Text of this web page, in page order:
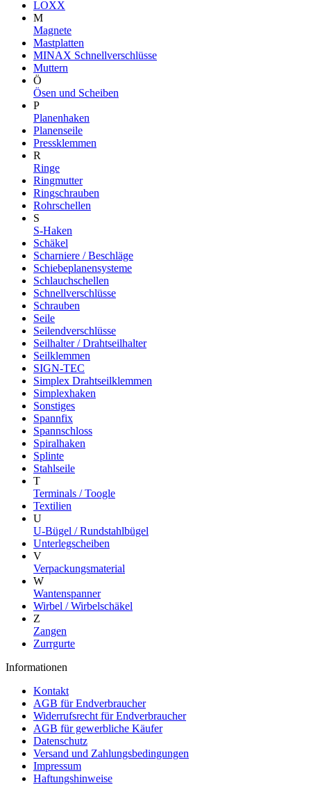
LOXX
M
Magnete
Mastplatten
MINAX Schnellverschlüsse
Muttern
Ö
Ösen und Scheiben
P
Planenhaken
Planenseile
Pressklemmen
R
Ringe
Ringmutter
Ringschrauben
Rohrschellen
S
S-Haken
Schäkel
Scharniere / Beschläge
Schiebeplanensysteme
Schlauchschellen
Schnellverschlüsse
Schrauben
Seile
Seilendverschlüsse
Seilhalter / Drahtseilhalter
Seilklemmen
SIGN-TEC
Simplex Drahtseilklemmen
Simplexhaken
Sonstiges
Spannfix
Spannschloss
Spiralhaken
Splinte
Stahlseile
T
Terminals / Toogle
Textilien
U
U-Bügel / Rundstahlbügel
Unterlegscheiben
V
Verpackungsmaterial
W
Wantenspanner
Wirbel / Wirbelschäkel
Z
Zangen
Zurrgurte
Informationen
Kontakt
AGB für Endverbraucher
Widerrufsrecht für Endverbraucher
AGB für gewerbliche Käufer
Datenschutz
Versand und Zahlungsbedingungen
Impressum
Haftungshinweise